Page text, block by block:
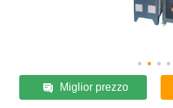
Miglior prezzo